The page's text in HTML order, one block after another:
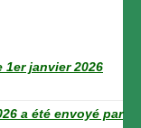
1er janvier 2026
a été envoyé par